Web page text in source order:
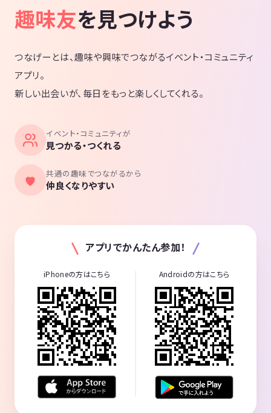
趣味友を見つけよう
つなげーとは、趣味や興味でつながるイベント・コミュニティ
アプリ。
新しい出会いが、毎日をもっと楽しくしてくれる。
イベント・コミュニティが
見つかる・つくれる
共通の趣味でつながるから
仲良くなりやすい
アプリでかんたん参加！
iPhoneの方はこちら Androidの方はこちら